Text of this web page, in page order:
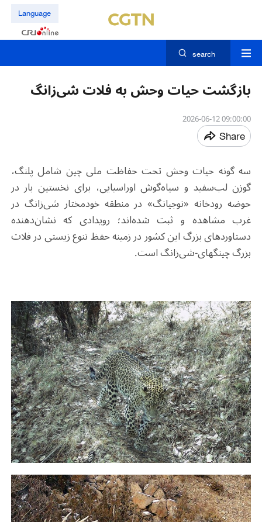
Language
search
بازگشت حیات وحش به فلات شی‌زانگ
09:00:00 2026-06-12
Share
سه گونه حیات وحش تحت حفاظت ملی چین شامل پلنگ،
گوزن لب‌سفید و سیاه‌گوش اوراسیایی، برای نخستین بار در
حوضه رودخانه «نوجیانگ» در منطقه خودمختار شی‌زانگ در
غرب مشاهده و ثبت شده‌اند؛ رویدادی که نشان‌دهنده
دستاوردهای بزرگ این کشور در زمینه حفظ تنوع زیستی در فلات
بزرگ چینگهای-شی‌زانگ است.